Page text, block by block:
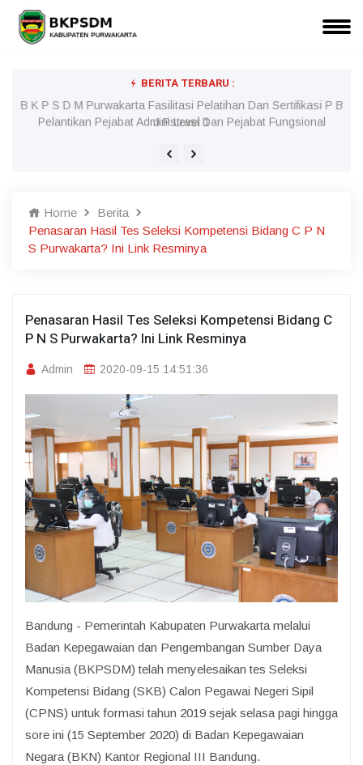
BERITA TERBARU :
B K P S D M Purwakarta Fasilitasi Pelatihan Dan Sertifikasi P B
J P Level 1
Home
Berita
Penasaran Hasil Tes Seleksi Kompetensi Bidang C P N
S Purwakarta? Ini Link Resminya
Penasaran Hasil Tes Seleksi Kompetensi Bidang C
P N S Purwakarta? Ini Link Resminya
Admin 2020-09-15 14:51:36
Bandung - Pemerintah Kabupaten Purwakarta melalui
Badan Kepegawaian dan Pengembangan Sumber Daya
Manusia (BKPSDM) telah menyelesaikan tes Seleksi
Kompetensi Bidang (SKB) Calon Pegawai Negeri Sipil
(CPNS) untuk formasi tahun 2019 sejak selasa pagi hingga
sore ini (15 September 2020) di Badan Kepegawaian
Negara (BKN) Kantor Regional III Bandung.